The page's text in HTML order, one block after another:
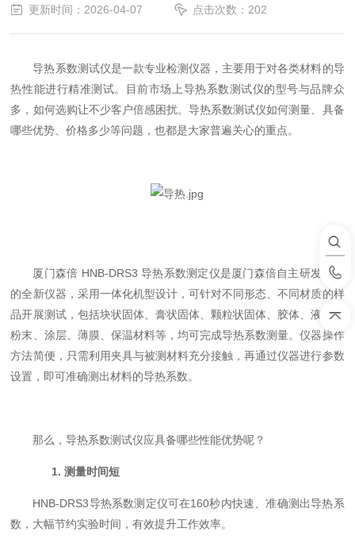
更新时间：2026-04-07 点击次数：202
导热系数测试仪是一款专业检测仪器，主要用于对各类材料的导
热性能进行精准测试。目前市场上导热系数测试仪的型号与品牌众
多，如何选购让不少客户倍感困扰。导热系数测试仪如何测量、具备
哪些优势、价格多少等问题，也都是大家普遍关心的重点。
厦门森倍 HNB-DRS3 导热系数测定仪是厦门森倍自主研发生产
的全新仪器，采用一体化机型设计，可针对不同形态、不同材质的样
品开展测试，包括块状固体、膏状固体、颗粒状固体、胶体、液体、
粉末、涂层、薄膜、保温材料等，均可完成导热系数测量。仪器操作
方法简便，只需利用夹具与被测材料充分接触，再通过仪器进行参数
设置，即可准确测出材料的导热系数。
那么，导热系数测试仪应具备哪些性能优势呢？
1.测量时间短
HNB-DRS3导热系数测定仪可在160秒内快速、准确测出导热系
数，大幅节约实验时间，有效提升工作效率。